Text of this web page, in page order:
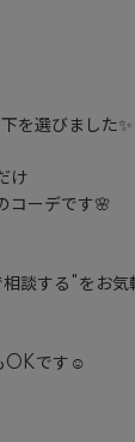
を選びました✨
け
コーデです🌸
談する"をお気
OKです☺️